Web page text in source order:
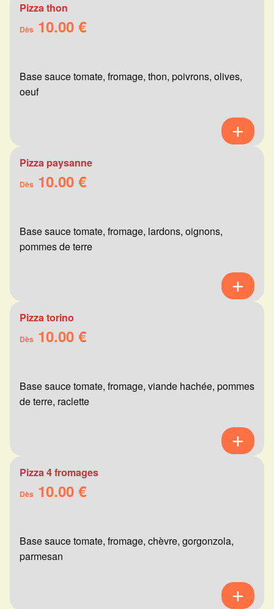
Pizza thon
Dès 10.00 €
Base sauce tomate, fromage, thon, poivrons, olives,
oeuf
Pizza paysanne
Dès 10.00 €
Base sauce tomate, fromage, lardons, oignons,
pommes de terre
Pizza torino
Dès 10.00 €
Base sauce tomate, fromage, viande hachée, pommes
de terre, raclette
Pizza 4 fromages
Dès 10.00 €
Base sauce tomate, fromage, chèvre, gorgonzola,
parmesan